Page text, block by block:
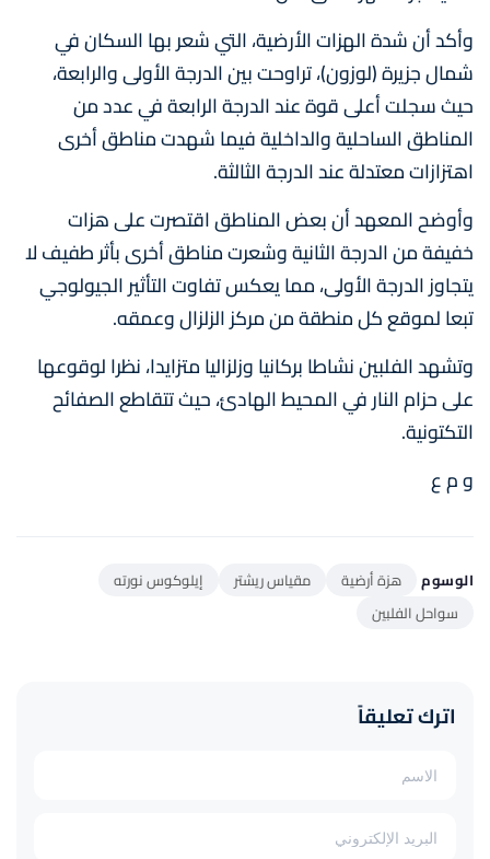
وأكد أن شدة الهزات الأرضية، التي شعر بها السكان في
شمال جزيرة (لوزون)، تراوحت بين الدرجة الأولى والرابعة،
حيث سجلت أعلى قوة عند الدرجة الرابعة في عدد من
المناطق الساحلية والداخلية فيما شهدت مناطق أخرى
اهتزازات معتدلة عند الدرجة الثالثة.
وأوضح المعهد أن بعض المناطق اقتصرت على هزات
خفيفة من الدرجة الثانية وشعرت مناطق أخرى بأثر طفيف لا
يتجاوز الدرجة الأولى، مما يعكس تفاوت التأثير الجيولوجي
تبعا لموقع كل منطقة من مركز الزلزال وعمقه.
وتشهد الفلبين نشاطا بركانيا وزلزاليا متزايدا، نظرا لوقوعها
على حزام النار في المحيط الهادئ، حيث تتقاطع الصفائح
التكتونية.
و م ع
الوسوم هزة أرضية مقياس ريشتر
إيلوكوس نورته
سواحل الفلبين
اترك تعليقاً